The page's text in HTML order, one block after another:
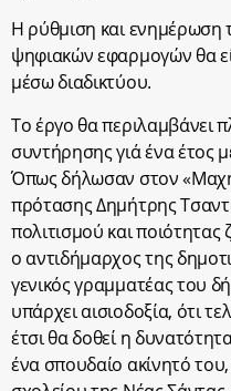
Η ρύθμιση και ενημέρωση
ψηφιακών εφαρμογών θα
μέσω διαδικτύου.
Το έργο θα περιλαμβάνει
συντήρησης γιά ένα έτος
Όπως δήλωσαν στον
πρότασης Δημήτρης
πολιτισμού και
ο αντιδήμαρχος της
γενικός γραμματέας του
υπάρχει αισιοδοξία, ότι
έτσι θα δοθεί η
ένα σπουδαίο ακίνητό